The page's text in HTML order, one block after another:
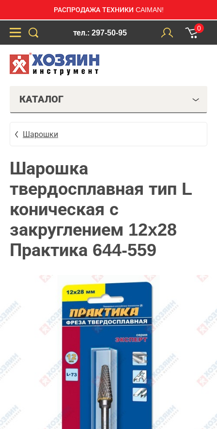
РАСПРОДАЖА ТЕХНИКИ CAIMAN!
тел.: 297-50-95
0
КАТАЛОГ
Шарошки
Шарошка
твердосплавная тип L
коническая с
закруглением 12x28
Практика 644-559